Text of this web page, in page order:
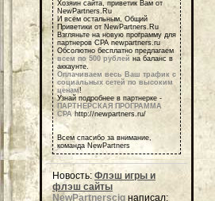
Хозяин сайта, приветик Вам от
NewPartners.Ru
И всем остальным, Общий
Приветики от NewPartners.Ru
Взгляньте на новую программу для
партнеров СРА newpartners.ru
Обсолютно бесплатно предлагаем
всем по 500 рублей на баланс в
аккаунте.
Оплачиваем весь Ваш трафик с
социальных сетей по высоким
ценам!
Узнай подробнее в партнерке -
ПАРТНЕРСКАЯ ПРОГРАММА
СРА http://newpartners.ru/
Всем спасибо за внимание,
команда NewPartners
Новость: Флэш игры и
флэш сайты
NewPartnerscig написал: